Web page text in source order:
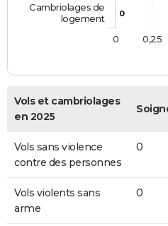
0
Cambriolages de
logement
0
0,25
Vols et cambriolages
en 2025
Vols sans violence
contre des personnes
0
Vols violents sans
arme
0